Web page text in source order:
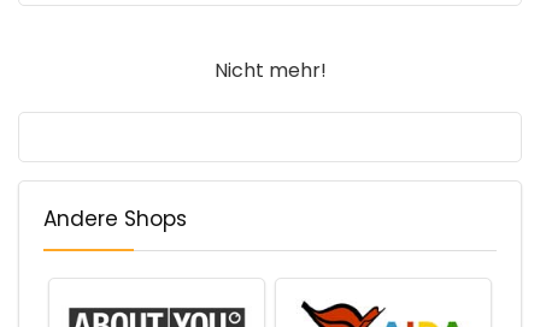
Nicht mehr!
Andere Shops